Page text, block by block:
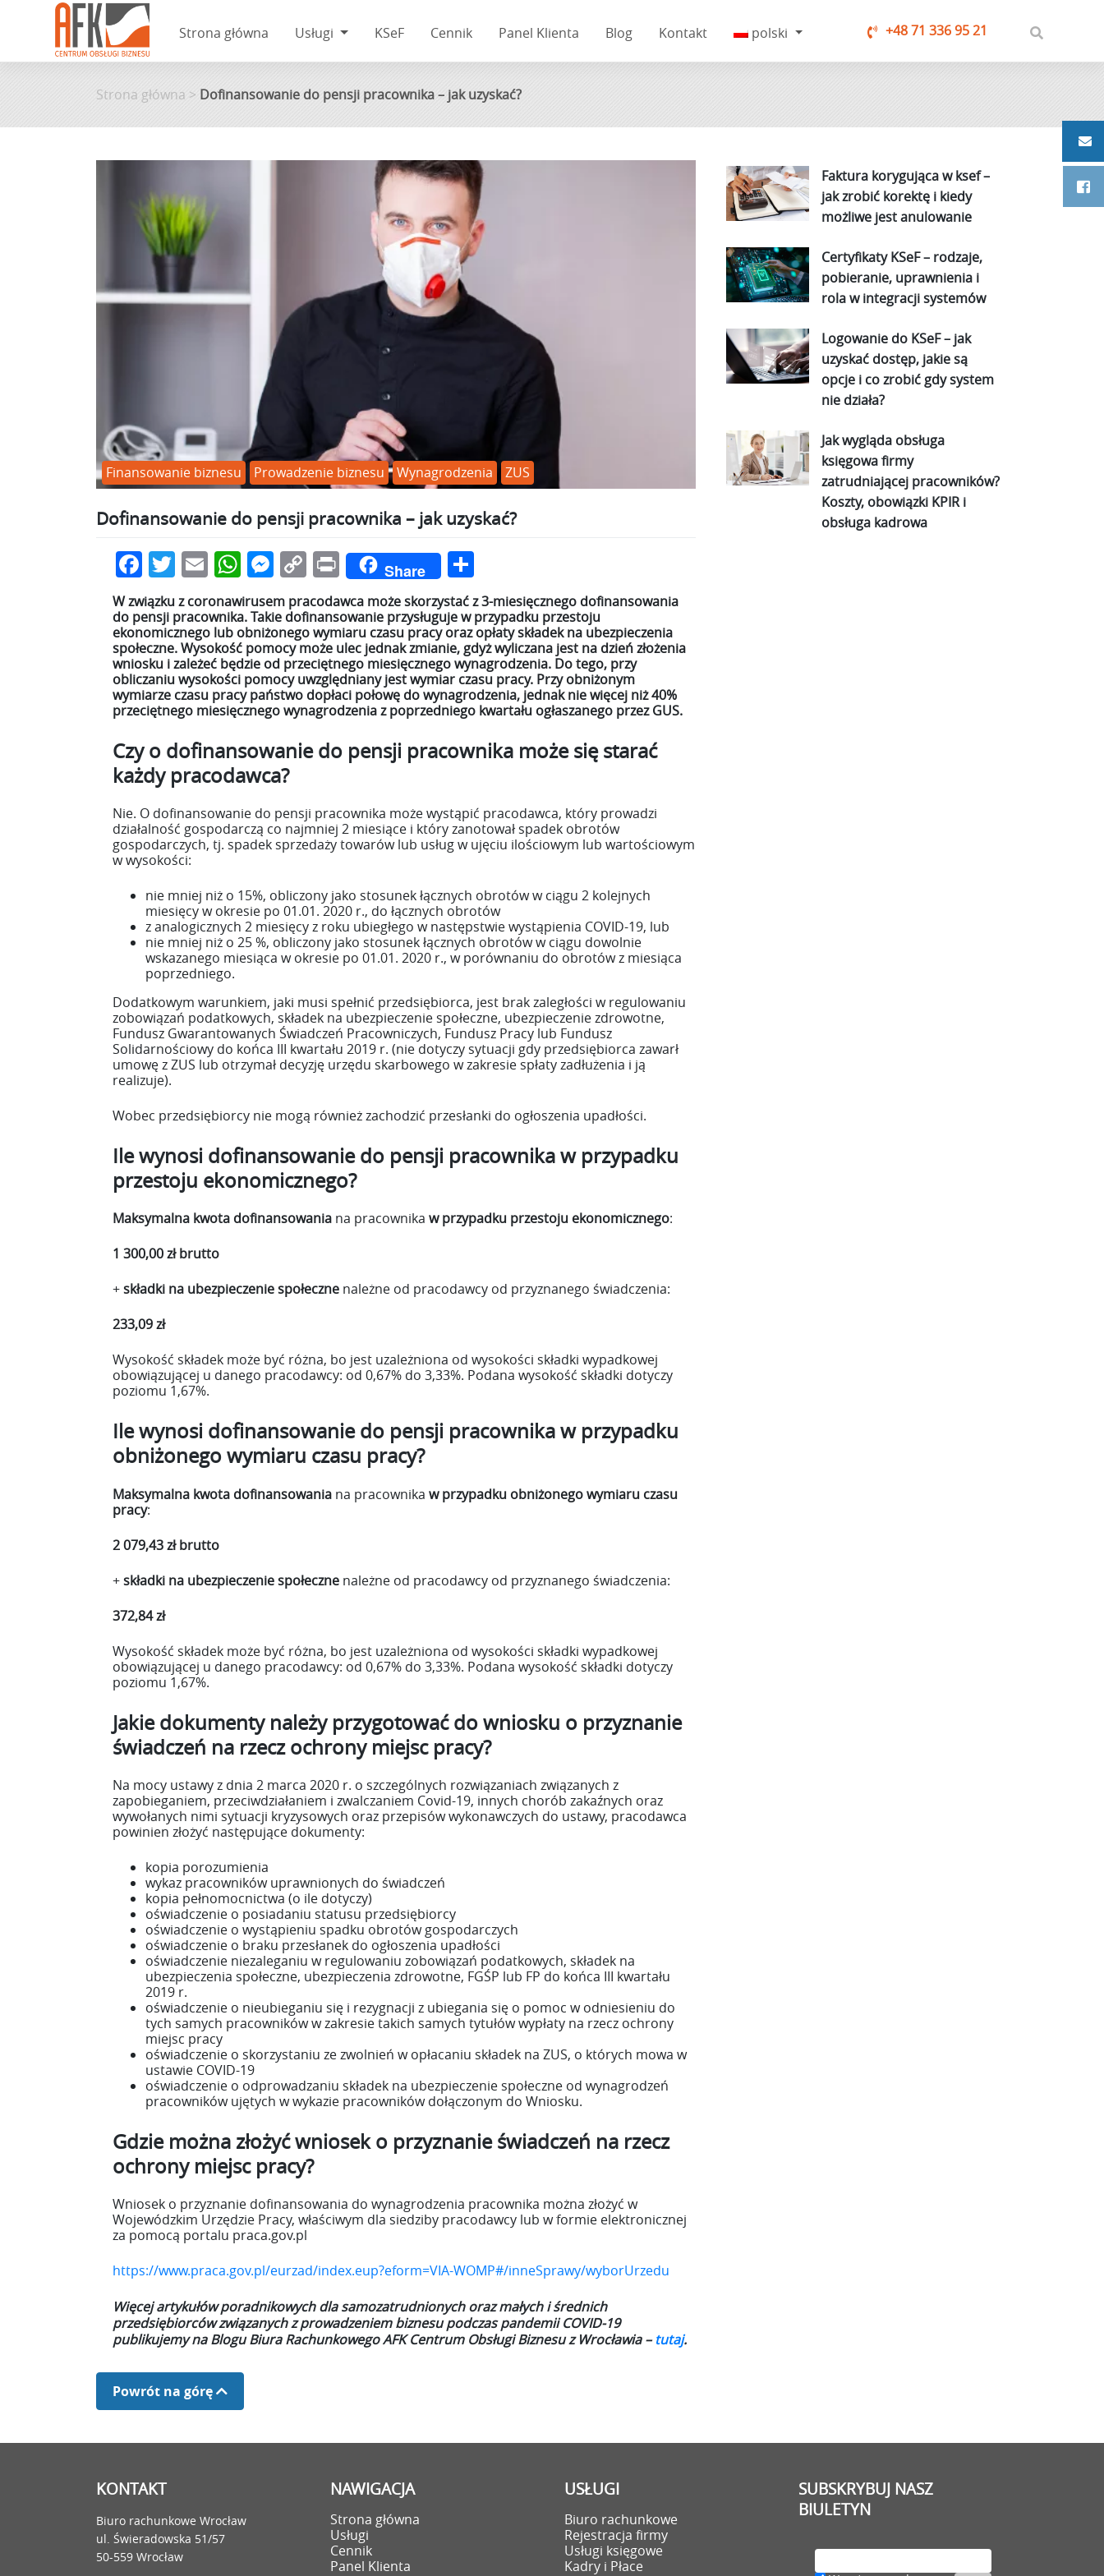
Skip
to
Strona główna Usługi KSeF Cennik Panel Klienta Blog Kontakt polski +48 71 336 95 21
Strona główna > Dofinansowanie do pensji pracownika – jak uzyskać?
Finansowanie biznesu Prowadzenie biznesu Wynagrodzenia ZUS
Dofinansowanie do pensji pracownika – jak uzyskać?
Facebook
Twitter
EmailWhatsApp
Messenger
Copy
Link
PrintShare
się
W związku z coronawirusem pracodawca może skorzystać z 3-miesięcznego dofinansowania
do pensji pracownika. Takie dofinansowanie przysługuje w przypadku przestoju
ekonomicznego lub obniżonego wymiaru czasu pracy oraz opłaty składek na ubezpieczenia
społeczne. Wysokość pomocy może ulec jednak zmianie, gdyż wyliczana jest na dzień złożenia
wniosku i zależeć będzie od przeciętnego miesięcznego wynagrodzenia. Do tego, przy
obliczaniu wysokości pomocy uwzględniany jest wymiar czasu pracy. Przy obniżonym
wymiarze czasu pracy państwo dopłaci połowę do wynagrodzenia, jednak nie więcej niż 40%
przeciętnego miesięcznego wynagrodzenia z poprzedniego kwartału ogłaszanego przez GUS.
Czy o dofinansowanie do pensji pracownika może się starać
każdy pracodawca?
Nie. O dofinansowanie do pensji pracownika może wystąpić pracodawca, który prowadzi
działalność gospodarczą co najmniej 2 miesiące i który zanotował spadek obrotów
gospodarczych, tj. spadek sprzedaży towarów lub usług w ujęciu ilościowym lub wartościowym
w wysokości:
nie mniej niż o 15%, obliczony jako stosunek łącznych obrotów w ciągu 2 kolejnych
miesięcy w okresie po 01.01. 2020 r., do łącznych obrotów
z analogicznych 2 miesięcy z roku ubiegłego w następstwie wystąpienia COVID-19, lub
nie mniej niż o 25 %, obliczony jako stosunek łącznych obrotów w ciągu dowolnie
wskazanego miesiąca w okresie po 01.01. 2020 r., w porównaniu do obrotów z miesiąca
poprzedniego.
Dodatkowym warunkiem, jaki musi spełnić przedsiębiorca, jest brak zaległości w regulowaniu
zobowiązań podatkowych, składek na ubezpieczenie społeczne, ubezpieczenie zdrowotne,
Fundusz Gwarantowanych Świadczeń Pracowniczych, Fundusz Pracy lub Fundusz
Solidarnościowy do końca III kwartału 2019 r. (nie dotyczy sytuacji gdy przedsiębiorca zawarł
umowę z ZUS lub otrzymał decyzję urzędu skarbowego w zakresie spłaty zadłużenia i ją
realizuje).
Wobec przedsiębiorcy nie mogą również zachodzić przesłanki do ogłoszenia upadłości.
Ile wynosi dofinansowanie do pensji pracownika w przypadku
przestoju ekonomicznego?
Maksymalna kwota dofinansowania na pracownika w przypadku przestoju ekonomicznego:
1 300,00 zł brutto
+składki na ubezpieczenie społeczne należne od pracodawcy od przyznanego świadczenia:
233,09 zł
Wysokość składek może być różna, bo jest uzależniona od wysokości składki wypadkowej
obowiązującej u danego pracodawcy: od 0,67% do 3,33%. Podana wysokość składki dotyczy
poziomu 1,67%.
Ile wynosi dofinansowanie do pensji pracownika w przypadku
obniżonego wymiaru czasu pracy?
Maksymalna kwota dofinansowania na pracownika w przypadku obniżonego wymiaru czasu
pracy:
2 079,43 zł brutto
+składki na ubezpieczenie społeczne należne od pracodawcy od przyznanego świadczenia:
372,84 zł
Wysokość składek może być różna, bo jest uzależniona od wysokości składki wypadkowej
obowiązującej u danego pracodawcy: od 0,67% do 3,33%. Podana wysokość składki dotyczy
poziomu 1,67%.
Jakie dokumenty należy przygotować do wniosku o przyznanie
świadczeń na rzecz ochrony miejsc pracy?
Na mocy ustawy z dnia 2 marca 2020 r. o szczególnych rozwiązaniach związanych z
zapobieganiem, przeciwdziałaniem i zwalczaniem Covid-19, innych chorób zakaźnych oraz
wywołanych nimi sytuacji kryzysowych oraz przepisów wykonawczych do ustawy, pracodawca
powinien złożyć następujące dokumenty:
kopia porozumienia
wykaz pracowników uprawnionych do świadczeń
kopia pełnomocnictwa (o ile dotyczy)
oświadczenie o posiadaniu statusu przedsiębiorcy
oświadczenie o wystąpieniu spadku obrotów gospodarczych
oświadczenie o braku przesłanek do ogłoszenia upadłości
oświadczenie niezaleganiu w regulowaniu zobowiązań podatkowych, składek na
ubezpieczenia społeczne, ubezpieczenia zdrowotne, FGŚP lub FP do końca III kwartału
2019 r.
oświadczenie o nieubieganiu się i rezygnacji z ubiegania się o pomoc w odniesieniu do
tych samych pracowników w zakresie takich samych tytułów wypłaty na rzecz ochrony
miejsc pracy
oświadczenie o skorzystaniu ze zwolnień w opłacaniu składek na ZUS, o których mowa w
ustawie COVID-19
oświadczenie o odprowadzaniu składek na ubezpieczenie społeczne od wynagrodzeń
pracowników ujętych w wykazie pracowników dołączonym do Wniosku.
Gdzie można złożyć wniosek o przyznanie świadczeń na rzecz
ochrony miejsc pracy?
Wniosek o przyznanie dofinansowania do wynagrodzenia pracownika można złożyć w
Wojewódzkim Urzędzie Pracy, właściwym dla siedziby pracodawcy lub w formie elektronicznej
za pomocą portalu praca.gov.pl
https://www.praca.gov.pl/eurzad/index.eup?eform=VIA-WOMP#/inneSprawy/wyborUrzedu
Więcej artykułów poradnikowych dla samozatrudnionych oraz małych i średnich
przedsiębiorców związanych z prowadzeniem biznesu podczas pandemii COVID-19
publikujemy na Blogu Biura Rachunkowego AFK Centrum Obsługi Biznesu z Wrocławia –tutaj.
Powrót na górę
Faktura korygująca w ksef –
jak zrobić korektę i kiedy
możliwe jest anulowanie
Certyfikaty KSeF – rodzaje,
pobieranie, uprawnienia i
rola w integracji systemów
Logowanie do KSeF – jak
uzyskać dostęp, jakie są
opcje i co zrobić gdy system
nie działa?
Jak wygląda obsługa
księgowa firmy
zatrudniającej pracowników?
Koszty, obowiązki KPIR i
obsługa kadrowa
KONTAKT
Biuro rachunkowe Wrocław
ul. Świeradowska 51/57
50-559 Wrocław
NAWIGACJA
Strona główna
Usługi
Cennik
Panel Klienta
USŁUGI
Biuro rachunkowe
Rejestracja firmy
Usługi księgowe
Kadry i Płace
SUBSKRYBUJ NASZ
BIULETYN